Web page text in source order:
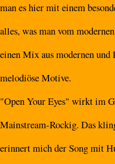
man es hier mit einem
alles, was man vom
einen Mix aus modernen
melodiöse Motive.
"Open Your Eyes" wirkt im
Mainstream-Rockig. Das
erinnert mich der Song mit